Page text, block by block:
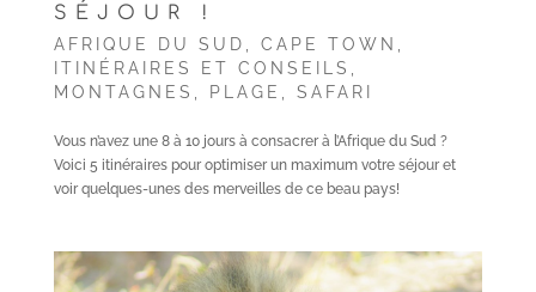
SÉJOUR !
AFRIQUE DU SUD CAPE TOWN
ITINÉRAIRES ET CONSEILS
MONTAGNES
PLAGE SAFARI
Vous n’avez une 8 à 10 jours à consacrer à l’Afrique du Sud ?
Voici 5 itinéraires pour optimiser un maximum votre séjour et
voir quelques-unes des merveilles de ce beau pays!